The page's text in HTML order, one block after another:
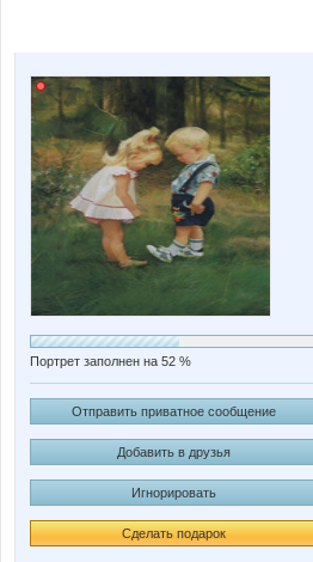
Портрет заполнен на 52 %
Отправить приватное сообщение
Добавить в друзья
Игнорировать
Сделать подарок